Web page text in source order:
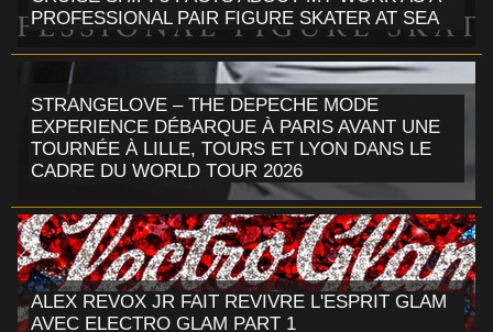
PROFESSIONAL PAIR FIGURE SKATER AT SEA
STRANGELOVE – THE DEPECHE MODE
EXPERIENCE DÉBARQUE À PARIS AVANT UNE
TOURNÉE À LILLE, TOURS ET LYON DANS LE
CADRE DU WORLD TOUR 2026
ALEX REVOX JR FAIT REVIVRE L'ESPRIT GLAM
AVEC ELECTRO GLAM PART 1